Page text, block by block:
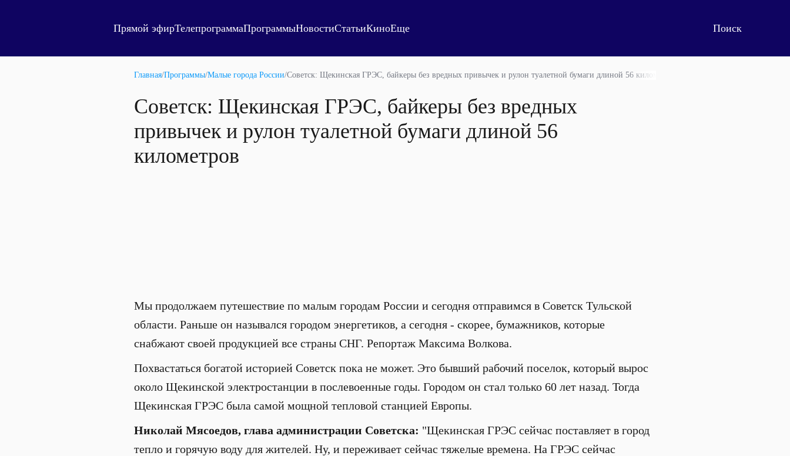
Прямой эфирТелепрограммаПрограммыНовостиСтатьиКиноЕще
Главная/Программы/Малые города России/Советск: Щекинская ГРЭС, байкеры без вредных привычек и рулон туалетной бумаги длиной 56 километров
Советск: Щекинская ГРЭС, байкеры без вредных
привычек и рулон туалетной бумаги длиной 56
километров
Мы продолжаем путешествие по малым городам России и сегодня отправимся в Советск Тульской
области. Раньше он назывался городом энергетиков, а сегодня - скорее, бумажников, которые
снабжают своей продукцией все страны СНГ. Репортаж Максима Волкова.
Похвастаться богатой историей Советск пока не может. Это бывший рабочий поселок, который вырос
около Щекинской электростанции в послевоенные годы. Городом он стал только 60 лет назад. Тогда
Щекинская ГРЭС была самой мощной тепловой станцией Европы.
Николай Мясоедов, глава администрации Советска: "Щекинская ГРЭС сейчас поставляет в город
тепло и горячую воду для жителей. Ну, и переживает сейчас тяжелые времена. На ГРЭС сейчас